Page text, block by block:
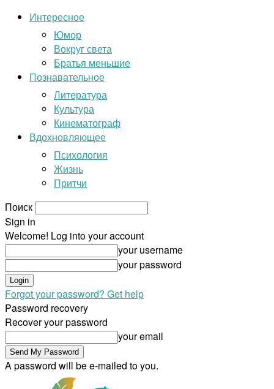
Интересное
Юмор
Вокруг света
Братья меньшие
Познавательное
Литература
Культура
Кинематограф
Вдохновляющее
Психология
Жизнь
Притчи
Поиск
Sign in
Welcome! Log into your account
your username
your password
Forgot your password? Get help
Password recovery
Recover your password
your email
A password will be e-mailed to you.